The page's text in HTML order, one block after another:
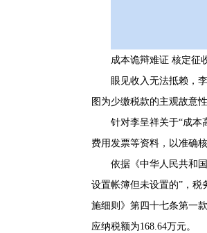
成本诡辩难证 核定征
眼见收入无法抵赖，
图为少缴税款的主观故意
针对李呈祥关于“成本
费用发票等资料，以准确
依据《中华人民共和
设置帐簿但未设置的”，
施细则》第四十七条第一
应纳税额为168.64万元。